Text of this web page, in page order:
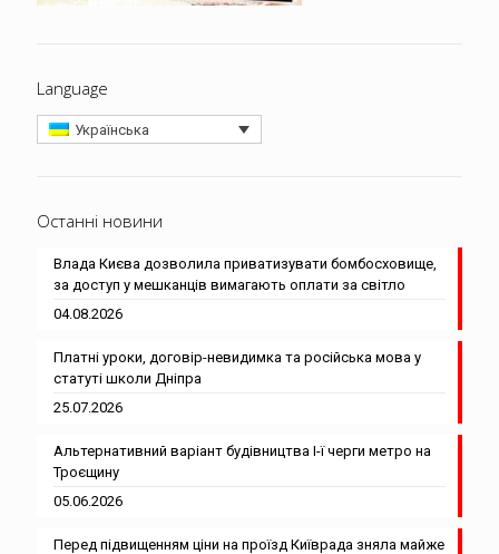
Language
Українська
Останні новини
Влада Києва дозволила приватизувати бомбосховище,
за доступ у мешканців вимагають оплати за світло
04.08.2026
Платні уроки, договір-невидимка та російська мова у
статуті школи Дніпра
25.07.2026
Альтернативний варіант будівництва І-ї черги метро на
Троєщину
05.06.2026
Перед підвищенням ціни на проїзд Київрада зняла майже